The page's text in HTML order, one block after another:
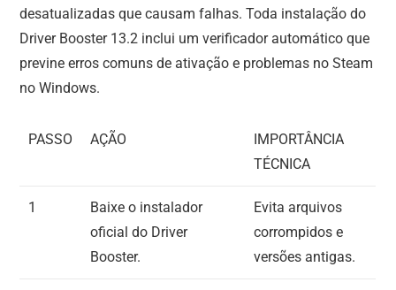
desatualizadas que causam falhas. Toda instalação do
Driver Booster 13.2 inclui um verificador automático que
previne erros comuns de ativação e problemas no Steam
no Windows.
PASSO AÇÃO
IMPORTÂNCIA
TÉCNICA
1
Baixe o instalador
oficial do Driver
Booster.
Evita arquivos
corrompidos e
versões antigas.